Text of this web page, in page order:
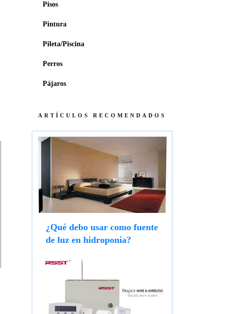
Pisos
Pintura
Pileta/Piscina
Perros
Pájaros
ARTÍCULOS RECOMENDADOS
¿Qué debo usar como fuente
de luz en hidroponia?